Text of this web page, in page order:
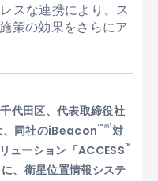
スな連携により、ス
策の効果をさらにア
代田区、代表取締役社
、同社のiBeacon™※1対
ューション「ACCESS™
、衛星位置情報システ